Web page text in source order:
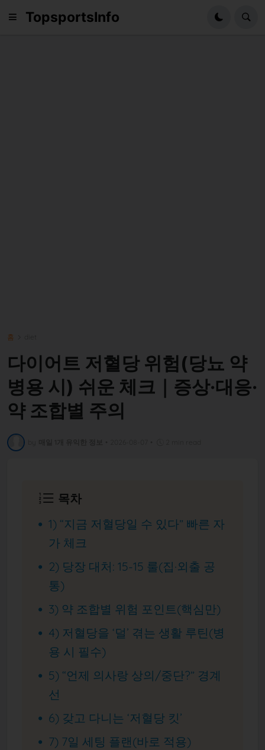
TopsportsInfo
홈
다이어트 저혈당 위험(당뇨 약
병용 시) 쉬운 체크｜증상·대응·
약 조합별 주의
목차
1) “지금 저혈당일 수 있다” 빠른 자
가 체크
2) 당장 대처: 15-15 룰(집·외출 공
통)
3) 약 조합별 위험 포인트(핵심만)
4) 저혈당을 ‘덜’ 겪는 생활 루틴(병
용 시 필수)
5) “언제 의사랑 상의/중단?” 경계
선
6) 갖고 다니는 ‘저혈당 킷’
7) 7일 세팅 플랜(바로 적용)